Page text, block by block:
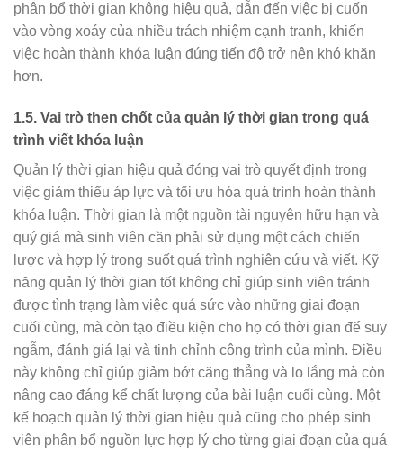
phân bổ thời gian không hiệu quả, dẫn đến việc bị cuốn
vào vòng xoáy của nhiều trách nhiệm cạnh tranh, khiến
việc hoàn thành khóa luận đúng tiến độ trở nên khó khăn
hơn.
1.5. Vai trò then chốt của quản lý thời gian trong quá
trình viết khóa luận
Quản lý thời gian hiệu quả đóng vai trò quyết định trong
việc giảm thiểu áp lực và tối ưu hóa quá trình hoàn thành
khóa luận. Thời gian là một nguồn tài nguyên hữu hạn và
quý giá mà sinh viên cần phải sử dụng một cách chiến
lược và hợp lý trong suốt quá trình nghiên cứu và viết. Kỹ
năng quản lý thời gian tốt không chỉ giúp sinh viên tránh
được tình trạng làm việc quá sức vào những giai đoạn
cuối cùng, mà còn tạo điều kiện cho họ có thời gian để suy
ngẫm, đánh giá lại và tinh chỉnh công trình của mình. Điều
này không chỉ giúp giảm bớt căng thẳng và lo lắng mà còn
nâng cao đáng kể chất lượng của bài luận cuối cùng. Một
kế hoạch quản lý thời gian hiệu quả cũng cho phép sinh
viên phân bổ nguồn lực hợp lý cho từng giai đoạn của quá